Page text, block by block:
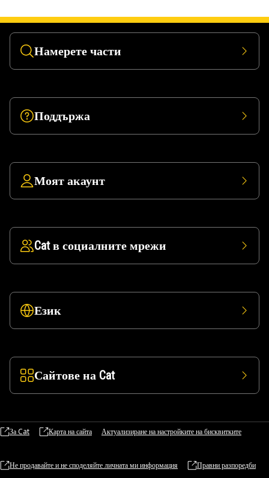
Намерете части
Поддържа
Моят акаунт
Cat в социалните мрежи
Език
Сайтове на Cat
За Cat Карта на сайта Актуализиране на настройките на бисквитките
Не продавайте и не споделяйте личната ми информация Правни разпоредби